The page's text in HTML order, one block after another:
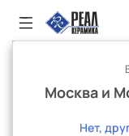
Керамическая плитка
Интернет-магазин
Москва и
Нет,